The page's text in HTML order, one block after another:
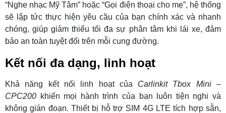
“Nghe nhạc Mỹ Tâm” hoặc “Gọi điện thoại cho mẹ”, hệ thống
sẽ lập tức thực hiện yêu cầu của bạn chính xác và nhanh
chóng, giúp giảm thiểu tối đa sự phân tâm khi lái xe, đảm
bảo an toàn tuyệt đối trên mỗi cung đường.
Kết nối đa dạng, linh hoạt
Khả năng kết nối linh hoạt của Carlinkit Tbox Mini –
CPC200 khiến mọi hành trình của bạn luôn tiện nghi và
không gián đoạn. Thiết bị hỗ trợ SIM 4G LTE tích hợp sẵn,